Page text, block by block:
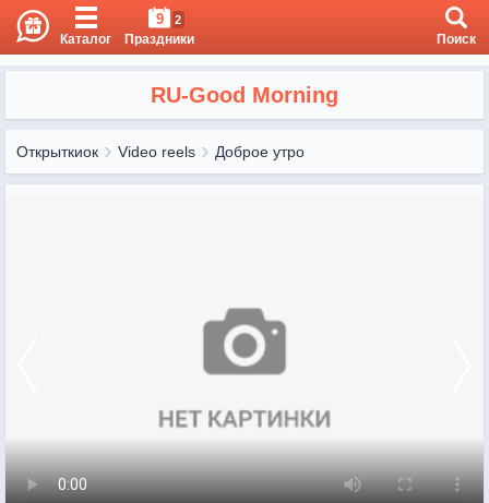
Каталог
9 2
Праздники Поиск
RU-Good Morning
Открыткиок Video reels Доброе утро